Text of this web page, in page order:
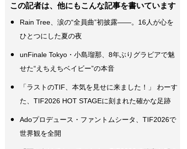
この記者は、他にもこんな記事を書いています
Rain Tree、涙の“全員曲”初披露――。16人が心を
ひとつにした夏の夜
unFinale Tokyo・小島瑠那、8年ぶりグラビアで魅
せた“えちえちベイビー”の本音
「ラストのTIF、本気を見せに来ました！」 わーす
た、TIF2026 HOT STAGEに刻まれた確かな足跡
Adoプロデュース・ファントムシータ、TIF2026で
世界観を全開